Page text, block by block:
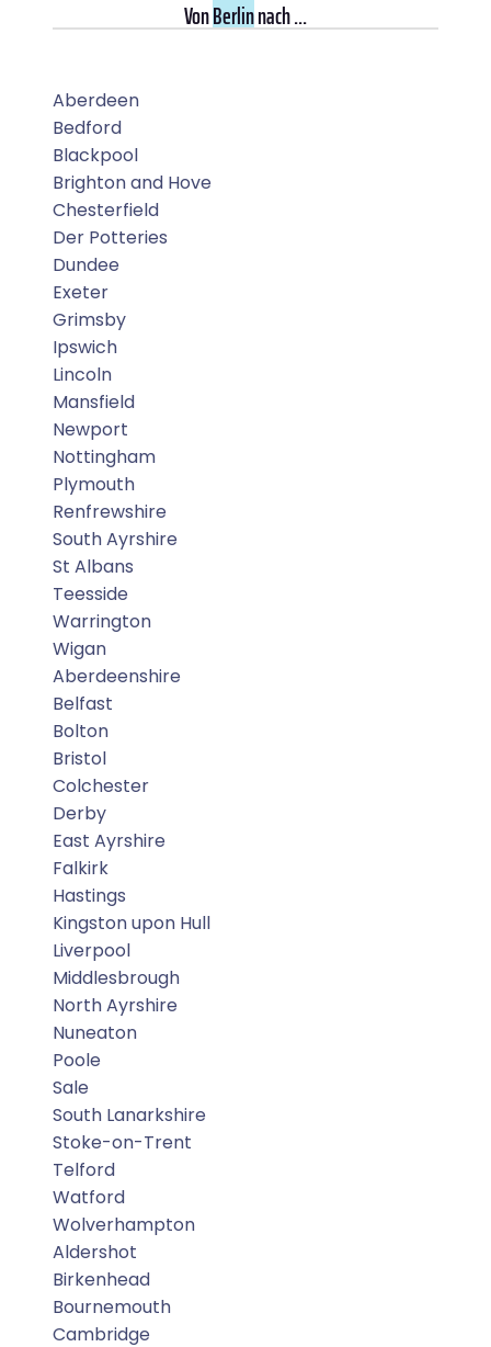
VonBerlinnach ...
Aberdeen
Bedford
Blackpool
Brighton and Hove
Chesterfield
Der Potteries
Dundee
Exeter
Grimsby
Ipswich
Lincoln
Mansfield
Newport
Nottingham
Plymouth
Renfrewshire
South Ayrshire
St Albans
Teesside
Warrington
Wigan
Aberdeenshire
Belfast
Bolton
Bristol
Colchester
Derby
East Ayrshire
Falkirk
Hastings
Kingston upon Hull
Liverpool
Middlesbrough
North Ayrshire
Nuneaton
Poole
Sale
South Lanarkshire
Stoke-on-Trent
Telford
Watford
Wolverhampton
Aldershot
Birkenhead
Bournemouth
Cambridge